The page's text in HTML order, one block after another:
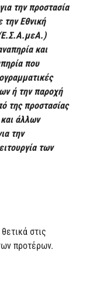
την προστασία
την Εθνική
και
που
ή την παροχή
της προστασίας
άλλων
την
των
στις
προτέρων.